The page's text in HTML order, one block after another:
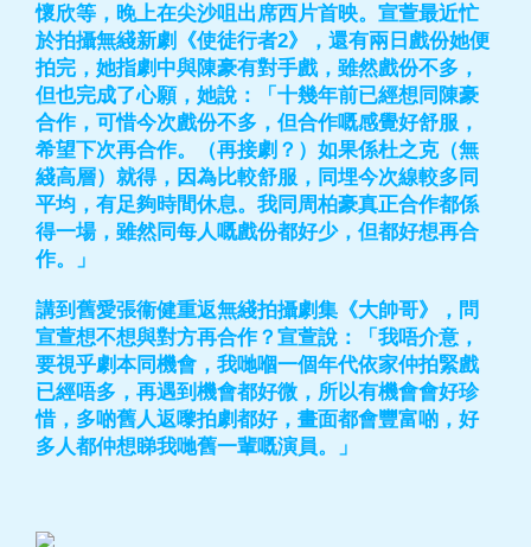
懷欣等，晚上在尖沙咀出席西片首映。宣萱最近忙
於拍攝無綫新劇《使徒行者2》，還有兩日戲份她便
拍完，她指劇中與陳豪有對手戲，雖然戲份不多，
但也完成了心願，她說：「十幾年前已經想同陳豪
合作，可惜今次戲份不多，但合作嘅感覺好舒服，
希望下次再合作。（再接劇？）如果係杜之克（無
綫高層）就得，因為比較舒服，同埋今次線較多同
平均，有足夠時間休息。我同周柏豪真正合作都係
得一場，雖然同每人嘅戲份都好少，但都好想再合
作。」
講到舊愛張衞健重返無綫拍攝劇集《大帥哥》，問
宣萱想不想與對方再合作？宣萱說：「我唔介意，
要視乎劇本同機會，我哋嗰一個年代依家仲拍緊戲
已經唔多，再遇到機會都好微，所以有機會會好珍
惜，多啲舊人返嚟拍劇都好，畫面都會豐富啲，好
多人都仲想睇我哋舊一輩嘅演員。」